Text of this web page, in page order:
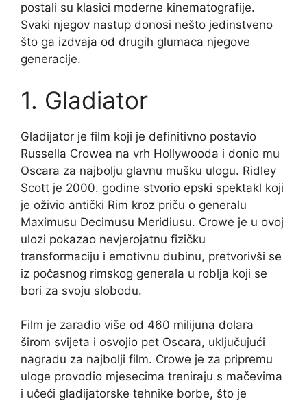
postali su klasici moderne kinematografije.
Svaki njegov nastup donosi nešto jedinstveno
što ga izdvaja od drugih glumaca njegove
generacije.
1. Gladiator
Gladijator je film koji je definitivno postavio
Russella Crowea na vrh Hollywooda i donio mu
Oscara za najbolju glavnu mušku ulogu. Ridley
Scott je 2000. godine stvorio epski spektakl koji
je oživio antički Rim kroz priču o generalu
Maximusu Decimusu Meridiusu. Crowe je u ovoj
ulozi pokazao nevjerojatnu fizičku
transformaciju i emotivnu dubinu, pretvorivši se
iz počasnog rimskog generala u roblja koji se
bori za svoju slobodu.
Film je zaradio više od 460 milijuna dolara
širom svijeta i osvojio pet Oscara, uključujući
nagradu za najbolji film. Crowe je za pripremu
uloge provodio mjesecima treniraju s mačevima
i učeći gladijatorske tehnike borbe, što je